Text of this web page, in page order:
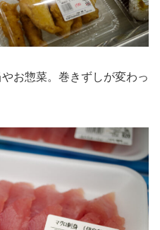
お惣菜。巻きずしが変わっ